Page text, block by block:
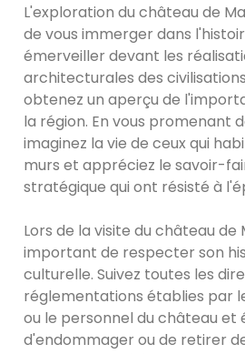
L'exploration du château de
de vous immerger dans
émerveiller devant les
architecturales des
obtenez un aperçu de
la région. En vous promenant
imaginez la vie de ceux qui
murs et appréciez le savoir-
stratégique qui ont résisté à
Lors de la visite du château de
important de respecter son
culturelle. Suivez toutes les
réglementations établies par
ou le personnel du château et
d'endommager ou de retirer